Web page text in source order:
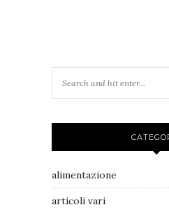
alimentazione
articoli vari